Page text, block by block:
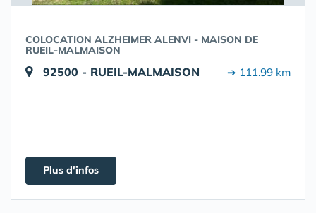
COLOCATION ALZHEIMER ALENVI - MAISON DE
RUEIL-MALMAISON
92500 - RUEIL-MALMAISON ➔ 111.99 km
Plus d'infos